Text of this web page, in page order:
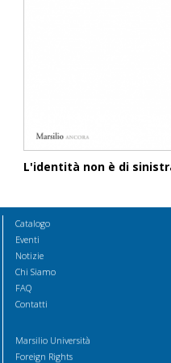
L'identità non è di
Catalogo
Eventi
Notizie
Chi Siamo
FAQ
Contatti
Marsilio Università
Foreign Rights